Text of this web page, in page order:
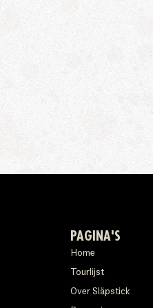
PAGINA'S
Home
Tourlijst
Over Släpstick